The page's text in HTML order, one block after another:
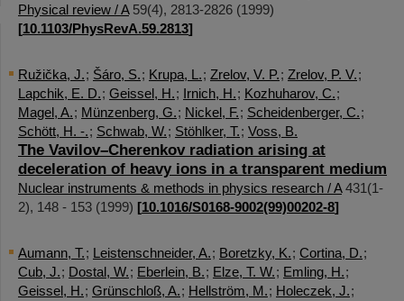
Physical review / A 59(4), 2813-2826 (1999)
[10.1103/PhysRevA.59.2813]
Ružička, J.; Šáro, S.; Krupa, L.; Zrelov, V. P.; Zrelov, P. V.;
Lapchik, E. D.; Geissel, H.; Irnich, H.; Kozhuharov, C.;
Magel, A.; Münzenberg, G.; Nickel, F.; Scheidenberger, C.;
Schött, H. -.; Schwab, W.; Stöhlker, T.; Voss, B.
The Vavilov–Cherenkov radiation arising at
deceleration of heavy ions in a transparent medium
Nuclear instruments & methods in physics research / A 431 (1-
2), 148 - 153 (1999) [10.1016/S0168-9002(99)00202-8]
Aumann, T.; Leistenschneider, A.; Boretzky, K.; Cortina, D.;
Cub, J.; Dostal, W.; Eberlein, B.; Elze, T. W.; Emling, H.;
Geissel, H.; Grünschloß, A.; Hellström, M.; Holeczek, J.;